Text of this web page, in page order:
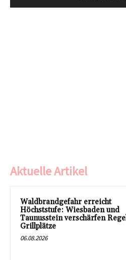
Aktuelle Artikel
Waldbrandgefahr erreicht
Höchststufe: Wiesbaden und
Taunusstein verschärfen
Grillplätze
06.08.2026